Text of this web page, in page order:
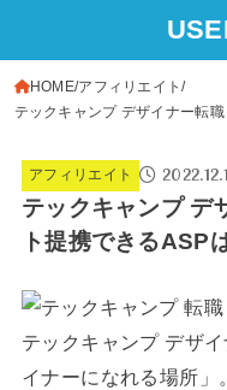
HOME アフィリエイト
テックキャンプ デザイナー転
アフィリエイト
テックキャンプ デ
ト提携できるASP
テックキャンプ デザ
イナーになれる場所」